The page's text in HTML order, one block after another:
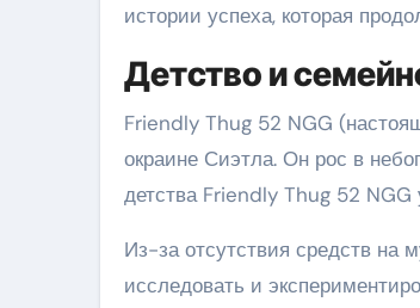
истории успеха, которая
Детство и
Friendly Thug 52 NGG
окраине Сиэтла. Он рос в
детства Friendly Thug 52 NGG
Из-за отсутствия средств на
исследовать и